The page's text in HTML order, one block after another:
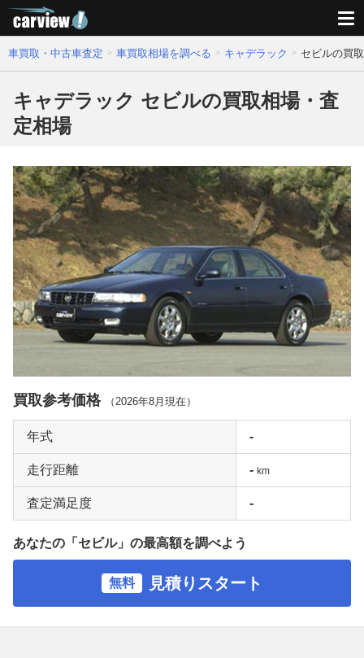
車買取・中古車査定 車買取相場を調べる キャデラック セビルの買
キャデラック セビルの買取相場・査
定相場
買取参考価格 （ 2026年8月 現在）
年式 -
走行距離 - km
査定満足度 -
あなたの「セビル」の最高額を調べよう
無料 見積りスタート